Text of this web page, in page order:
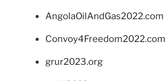
AngolaOilAndGas2022.com
Convoy4Freedom2022.com
grur2023.org